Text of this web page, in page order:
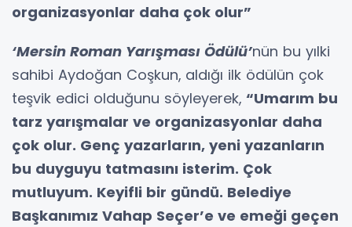
organizasyonlar daha çok olur”
‘Mersin Roman Yarışması Ödülü’nün bu yılki
sahibi Aydoğan Coşkun, aldığı ilk ödülün çok
teşvik edici olduğunu söyleyerek, “Umarım bu
tarz yarışmalar ve organizasyonlar daha
çok olur. Genç yazarların, yeni yazanların
bu duyguyu tatmasını isterim. Çok
mutluyum. Keyifli bir gündü. Belediye
Başkanımız Vahap Seçer’e ve emeği geçen